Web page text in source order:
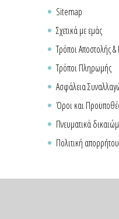
Sitemap
Σχετικά με εμάς
Τρόποι Αποστολής
Τρόποι Πληρωμής
Ασφάλεια
Όροι και
Πνευματικά
Πολιτική